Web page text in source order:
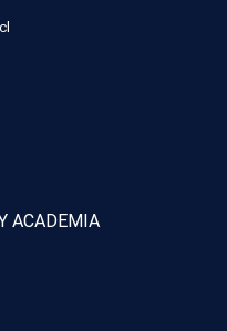
ACADEMIA